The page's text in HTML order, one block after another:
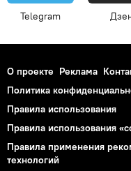
Telegram
О проекте Реклама
Политика
Правила использования
Правила использования
Правила применения
технологий